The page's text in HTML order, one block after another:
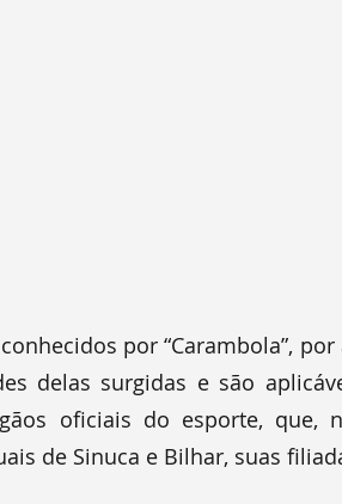
por “Carambola”,
delas surgidas e são
oficiais do esporte, que,
de Sinuca e Bilhar, suas